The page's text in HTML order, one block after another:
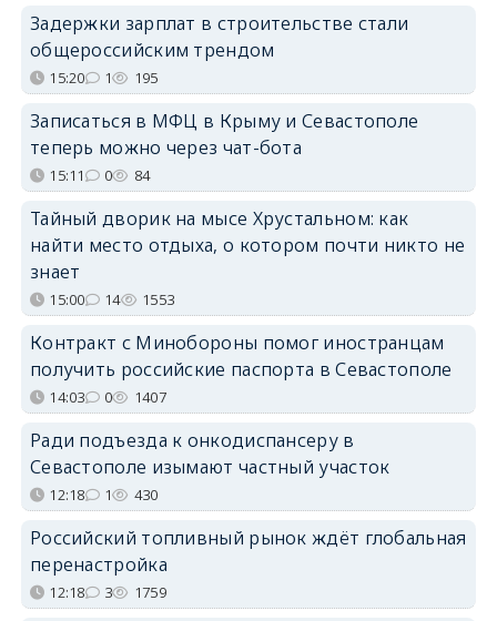
Задержки зарплат в строительстве стали
общероссийским трендом
15:20 1 195
Записаться в МФЦ в Крыму и Севастополе
теперь можно через чат-бота
15:11 0 84
Тайный дворик на мысе Хрустальном: как
найти место отдыха, о котором почти никто не
знает
15:00 14 1553
Контракт с Минобороны помог иностранцам
получить российские паспорта в Севастополе
14:03 0 1407
Ради подъезда к онкодиспансеру в
Севастополе изымают частный участок
12:18 1 430
Российский топливный рынок ждёт глобальная
перенастройка
12:18 3 1759